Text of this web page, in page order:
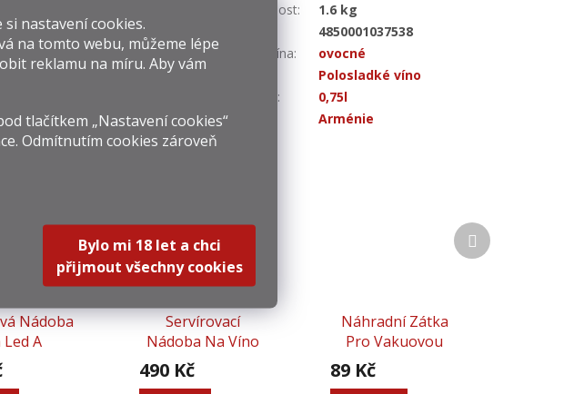
nastavení cookies.
na tomto webu, můžeme lépe
reklamu na míru. Aby vám
tlačítkem „Nastavení cookies“
Odmítnutím cookies zároveň
Bylo mi 18 let a chci
přijmout všechny cookies
vyniká svou plností a pití vína se tak
Hmotnost:
1.6 kg
4850001037538
Druh vína:
ovocné
Polosladké víno
:
0,75l
Arménie
Nádoba
Led A
Vína
Servírovací
Nádoba Na Víno
490 Kč
Náhradní Zátka
Pro Vakuovou
Pumpičku - 2 Ks
89 Kč
Další
produkt